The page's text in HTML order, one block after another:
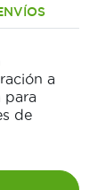
a
para
de